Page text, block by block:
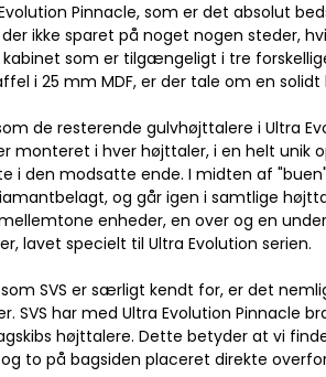
Pinnacle, som er det absolut
ikke sparet på noget nogen steder,
som er tilgængeligt i tre
i 25 mm MDF, er der tale om en
de resterende gulvhøjttalere i Ultra
i hver højttaler, i en helt unik
i den modsatte ende. I midten af
og går igen i samtlige
enheder, en over og en under
lavet specielt til Ultra Evolution serien.
SVS er særligt kendt for, er det
har med Ultra Evolution Pinnacle
højttalere. Dette betyder at vi
to på bagsiden placeret direkte